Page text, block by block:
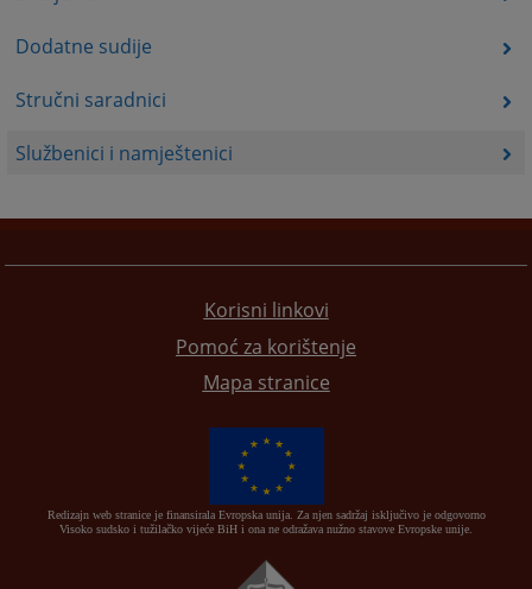
Dodatne sudije
Stručni saradnici
Službenici i namještenici
Korisni linkovi
Pomoć za korištenje
Mapa stranice
Redizajn web stranice je finansirala Evropska unija. Za njen sadržaj isključivo je odgovorno
Visoko sudsko i tužilačko vijeće BiH i ona ne odražava nužno stavove Evropske unije.